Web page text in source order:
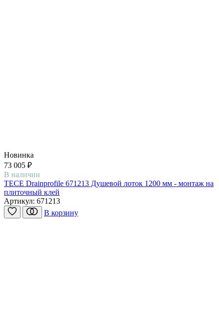
Новинка
73 005 ₽
В наличии
TECE Drainprofile 671213 Душевой лоток 1200 мм - монтаж на
плиточный клей
Артикул: 671213
В корзину